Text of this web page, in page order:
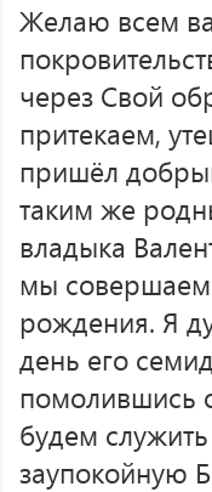
Желаю всем
через Свой
притекаем,
пришёл
таким же
владыка
мы
рождения. Я
день его
помолившись
будем
заупокойную